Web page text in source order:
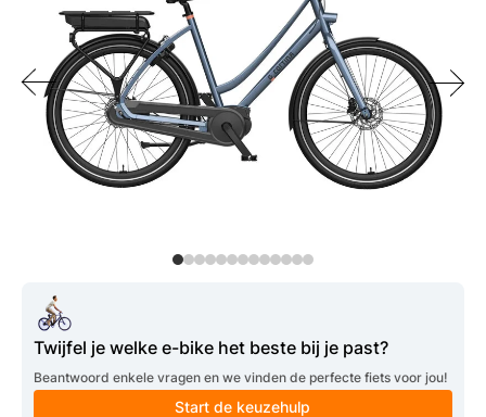
Twijfel je welke e-bike het beste bij je past?
Beantwoord enkele vragen en we vinden de perfecte fiets voor jou!
Start de keuzehulp